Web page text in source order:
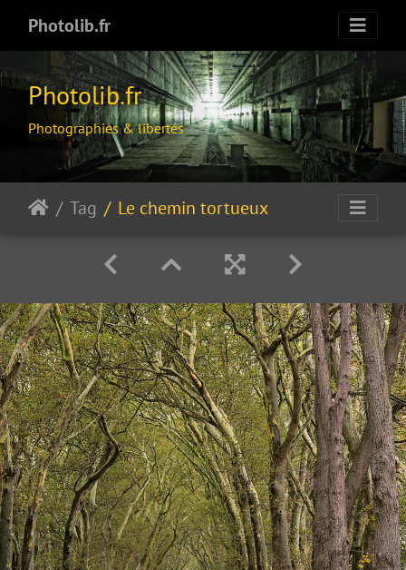
Photolib.fr
Photolib.fr
Photographies & libertés
Tag Le chemin tortueux